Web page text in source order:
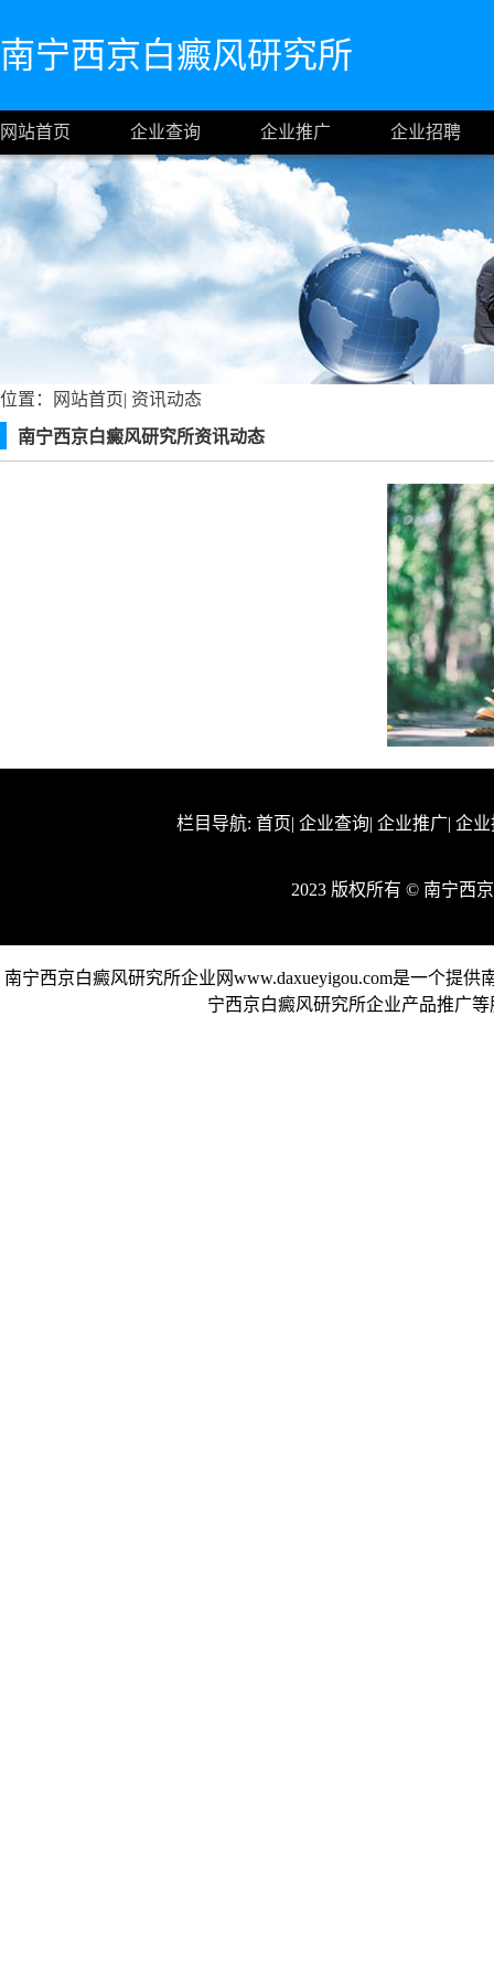
南宁西京白癜风研究所
网站首页 企业查询 企业推广 企业招聘
位置： 网站首页| 资讯动态
南宁西京白癜风研究所资讯动态
栏目导航: 首页| 企业查询| 企业推广| 企
2023 版权所有 © 南宁西
南宁西京白癜风研究所企业网www.daxueyigou.com是一个提
宁西京白癜风研究所企业产品推广